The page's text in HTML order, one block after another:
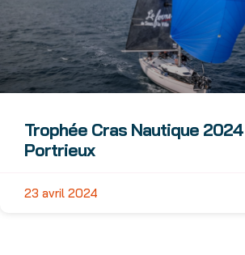
Trophée Cras Nautique
Portrieux
23 avril 2024